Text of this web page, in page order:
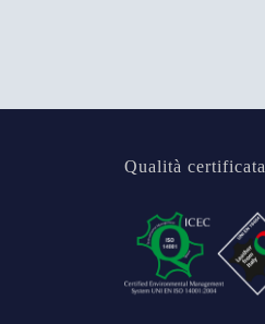
Qualità certificata